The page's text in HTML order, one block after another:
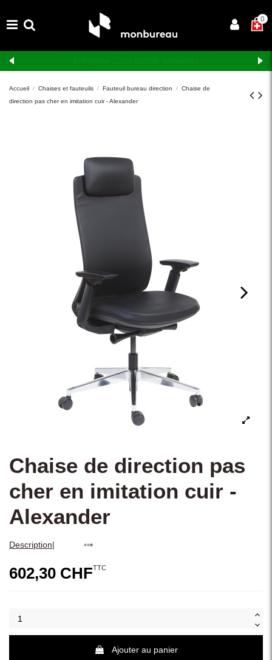
×0
Accueil Chaises et fauteuils Fauteuil bureau direction
Chaise de
direction pas cher en imitation cuir - Alexander
Chaise de direction pas
cher en imitation cuir -
Alexander
Description|
602,30 CHFTTC
Ajouter au panier